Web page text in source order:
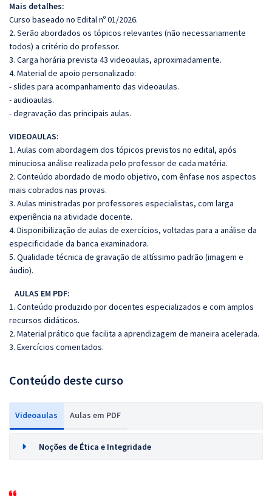
Mais detalhes:
Curso baseado no Edital nº 01/2026.
2. Serão abordados os tópicos relevantes (não necessariamente
todos) a critério do professor.
3. Carga horária prevista 43 videoaulas, aproximadamente.
4. Material de apoio personalizado:
- slides para acompanhamento das videoaulas.
- audioaulas.
- degravação das principais aulas.
VIDEOAULAS:
1. Aulas com abordagem dos tópicos previstos no edital, após
minuciosa análise realizada pelo professor de cada matéria.
2. Conteúdo abordado de modo objetivo, com ênfase nos aspectos
mais cobrados nas provas.
3. Aulas ministradas por professores especialistas, com larga
experiência na atividade docente.
4. Disponibilização de aulas de exercícios, voltadas para a análise da
especificidade da banca examinadora.
5. Qualidade técnica de gravação de altíssimo padrão (imagem e
áudio).
AULAS EM PDF:
1. Conteúdo produzido por docentes especializados e com amplos
recursos didáticos.
2. Material prático que facilita a aprendizagem de maneira acelerada.
3. Exercícios comentados.
Conteúdo deste curso
Videoaulas Aulas em PDF
Noções de Ética e Integridade